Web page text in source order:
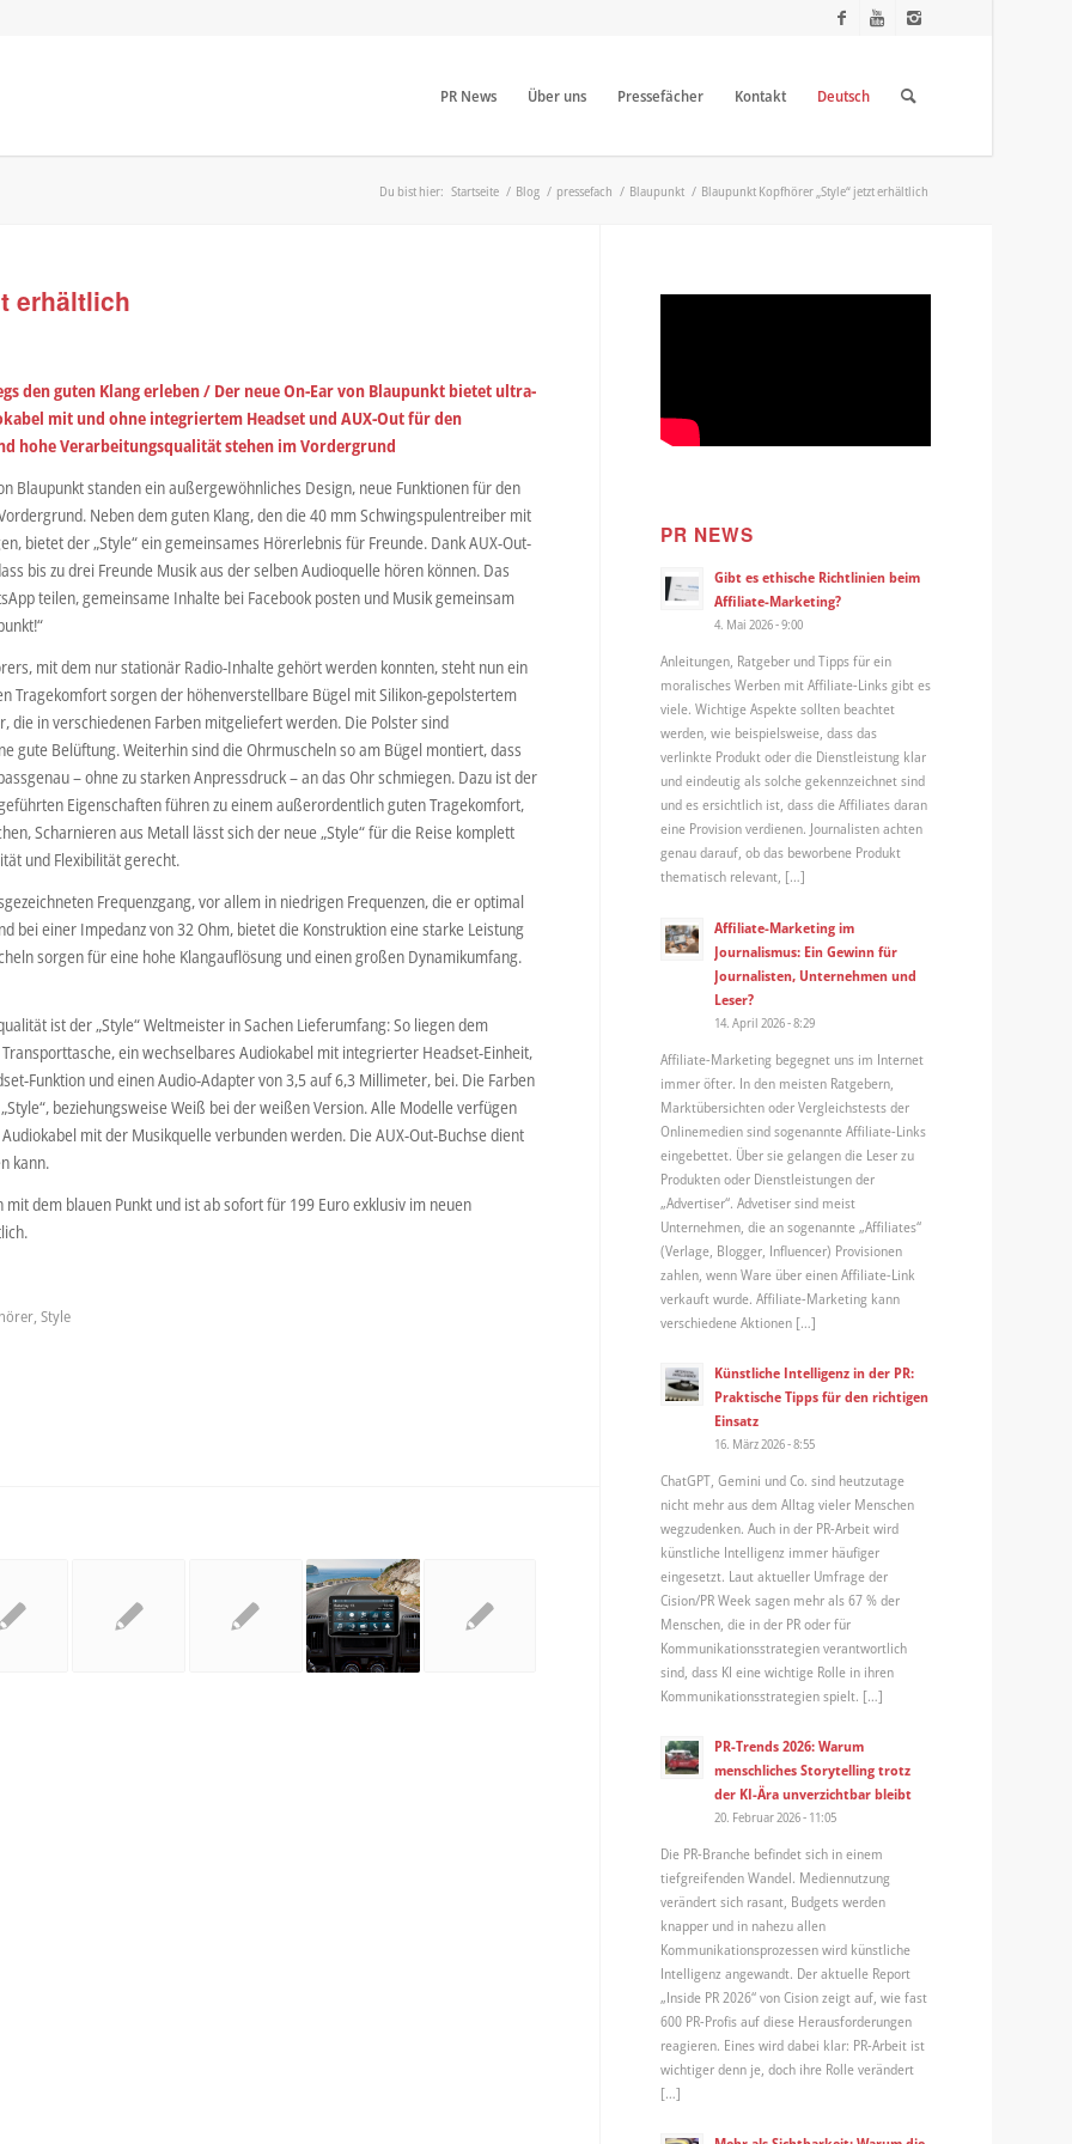
PR News Über uns Pressefächer Kontakt Deutsch
Du bist hier: Startseite / Blog / pressefach / Blaupunkt / Blaupunkt Kopfhörer „Style“ jetzt erhältlich
erhältlich
den guten Klang erleben / Der neue On-Ear von Blaupunkt bietet ultra-
mit und ohne integriertem Headset und AUX-Out für den
hohe Verarbeitungsqualität stehen im Vordergrund
Blaupunkt standen ein außergewöhnliches Design, neue Funktionen für den
Neben dem guten Klang, den die 40 mm Schwingspulentreiber mit
bietet der „Style“ ein gemeinsames Hörerlebnis für Freunde. Dank AUX-Out-
bis zu drei Freunde Musik aus der selben Audioquelle hören können. Das
teilen, gemeinsame Inhalte bei Facebook posten und Musik gemeinsam
mit dem nur stationär Radio-Inhalte gehört werden konnten, steht nun ein
Tragekomfort sorgen der höhenverstellbare Bügel mit Silikon-gepolstertem
die in verschiedenen Farben mitgeliefert werden. Die Polster sind
gute Belüftung. Weiterhin sind die Ohrmuscheln so am Bügel montiert, dass
– ohne zu starken Anpressdruck – an das Ohr schmiegen. Dazu ist der
Eigenschaften führen zu einem außerordentlich guten Tragekomfort,
Scharnieren aus Metall lässt sich der neue „Style“ für die Reise komplett
und Flexibilität gerecht.
Frequenzgang, vor allem in niedrigen Frequenzen, die er optimal
bei einer Impedanz von 32 Ohm, bietet die Konstruktion eine starke Leistung
sorgen für eine hohe Klangauflösung und einen großen Dynamikumfang.
ist der „Style“ Weltmeister in Sachen Lieferumfang: So liegen dem
ein wechselbares Audiokabel mit integrierter Headset-Einheit,
Funktion und einen Audio-Adapter von 3,5 auf 6,3 Millimeter, bei. Die Farben
beziehungsweise Weiß bei der weißen Version. Alle Modelle verfügen
mit der Musikquelle verbunden werden. Die AUX-Out-Buchse dient
kann.
dem blauen Punkt und ist ab sofort für 199 Euro exklusiv im neuen
,Style
PR NEWS
Gibt es ethische Richtlinien beim
Affiliate-Marketing?
4. Mai 2026 - 9:00
Anleitungen, Ratgeber und Tipps für ein
moralisches Werben mit Affiliate-Links gibt es
viele. Wichtige Aspekte sollten beachtet
werden, wie beispielsweise, dass das
verlinkte Produkt oder die Dienstleistung klar
und eindeutig als solche gekennzeichnet sind
und es ersichtlich ist, dass die Affiliates daran
eine Provision verdienen. Journalisten achten
genau darauf, ob das beworbene Produkt
thematisch relevant, […]
Affiliate-Marketing im
Journalismus: Ein Gewinn für
Journalisten, Unternehmen und
Leser?
14. April 2026 - 8:29
Affiliate-Marketing begegnet uns im Internet
immer öfter. In den meisten Ratgebern,
Marktübersichten oder Vergleichstests der
Onlinemedien sind sogenannte Affiliate-Links
eingebettet. Über sie gelangen die Leser zu
Produkten oder Dienstleistungen der
„Advertiser“. Advetiser sind meist
Unternehmen, die an sogenannte „Affiliates“
(Verlage, Blogger, Influencer) Provisionen
zahlen, wenn Ware über einen Affiliate-Link
verkauft wurde. Affiliate-Marketing kann
verschiedene Aktionen […]
Künstliche Intelligenz in der PR:
Praktische Tipps für den richtigen
Einsatz
16. März 2026 - 8:55
ChatGPT, Gemini und Co. sind heutzutage
nicht mehr aus dem Alltag vieler Menschen
wegzudenken. Auch in der PR-Arbeit wird
künstliche Intelligenz immer häufiger
eingesetzt. Laut aktueller Umfrage der
Cision/PR Week sagen mehr als 67 % der
Menschen, die in der PR oder für
Kommunikationsstrategien verantwortlich
sind, dass KI eine wichtige Rolle in ihren
Kommunikationsstrategien spielt. […]
PR-Trends 2026: Warum
menschliches Storytelling trotz
der KI-Ära unverzichtbar bleibt
20. Februar 2026 - 11:05
Die PR-Branche befindet sich in einem
tiefgreifenden Wandel. Mediennutzung
verändert sich rasant, Budgets werden
knapper und in nahezu allen
Kommunikationsprozessen wird künstliche
Intelligenz angewandt. Der aktuelle Report
„Inside PR 2026“ von Cision zeigt auf, wie fast
600 PR-Profis auf diese Herausforderungen
reagieren. Eines wird dabei klar: PR-Arbeit ist
wichtiger denn je, doch ihre Rolle verändert
[…]